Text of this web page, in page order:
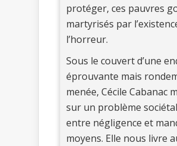
protéger, ces pauvres
martyrisés par
l’horreur.
Sous le couvert d’une
éprouvante mais
menée, Cécile Cabanac
sur un problème
entre négligence et
moyens. Elle nous livre